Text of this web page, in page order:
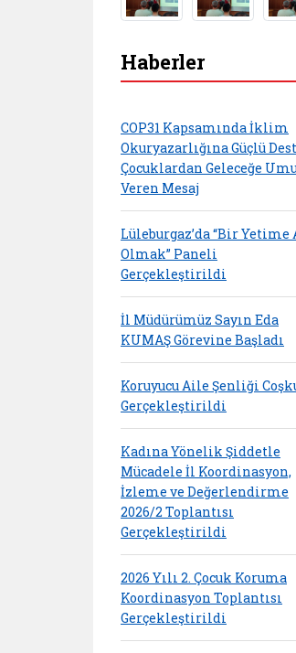
Haberler
COP31 Kapsamında İklim
Okuryazarlığına Güçlü
Çocuklardan Geleceğe
Veren Mesaj
Lüleburgaz’da “Bir Yetime
Olmak” Paneli
Gerçekleştirildi
İl Müdürümüz Sayın Eda
KUMAŞ Görevine Başladı
Koruyucu Aile Şenliği
Gerçekleştirildi
Kadına Yönelik Şiddetle
Mücadele İl Koordinasyon,
İzleme ve Değerlendirme
2026/2 Toplantısı
Gerçekleştirildi
2026 Yılı 2. Çocuk Koruma
Koordinasyon Toplantısı
Gerçekleştirildi